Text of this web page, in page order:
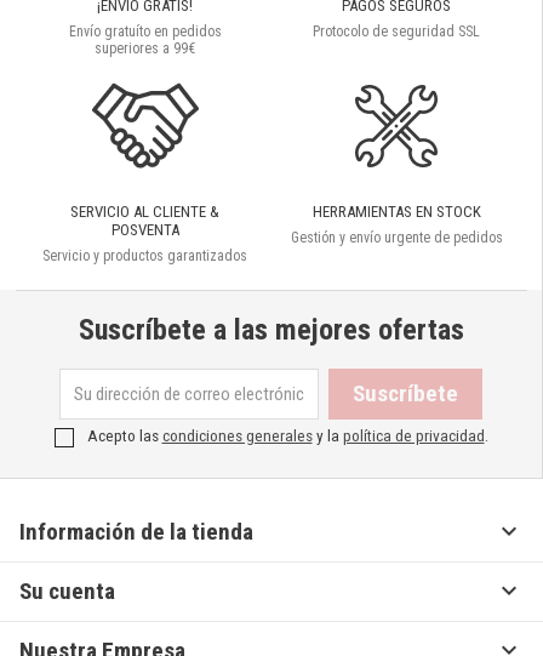
¡ENVIO GRATIS!
Envío gratuíto en pedidos
superiores a 99€
PAGOS SEGUROS
Protocolo de seguridad SSL
SERVICIO AL CLIENTE &
POSVENTA
Servicio y productos garantizados
HERRAMIENTAS EN STOCK
Gestión y envío urgente de pedidos
Suscríbete a las mejores ofertas
Acepto lascondiciones generalesy la política de privacidad
Información de la tienda 
Su cuenta 
Nuestra Empresa 